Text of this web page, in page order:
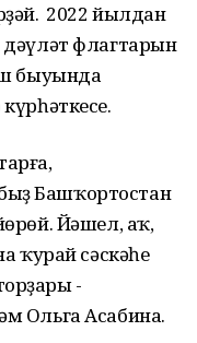
Ә 2022 йылдан
флагтарын
быуында
Башҡортостан
Йәшел, аҡ,
ҡурай сәскәһе
-
Ольга Асабина.